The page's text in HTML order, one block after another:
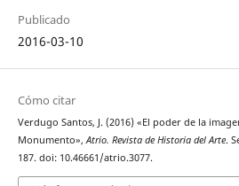
Publicado
2016-03-10
Cómo citar
Verdugo Santos, J. (2016) «El poder de la
Monumento»,Atrio. Revista de Historia del Arte.
187. doi: 10.46661/atrio.3077.